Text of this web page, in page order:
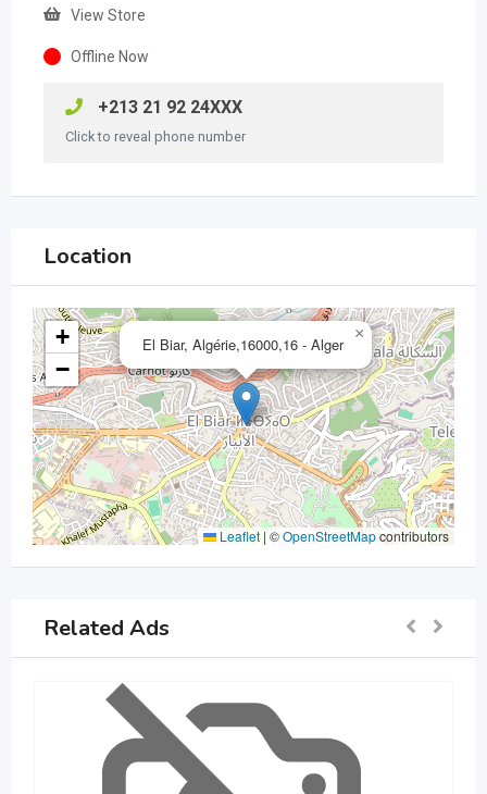
View Store
Offline Now
+213 21 92 24XXX
Click to reveal phone number
Location
El Biar, Algérie,16000,16 - Alger
×
+
−
Leaflet | ©OpenStreetMapcontributors
Related Ads